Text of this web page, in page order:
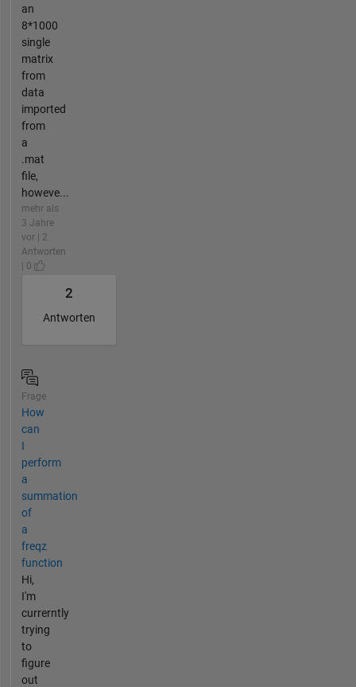
an
8*1000
single
matrix
from
data
imported
from
a
.mat
file,
howeve...
mehr als
3 Jahre
vor | 2
Antworten
| 0
2
Antworten
Frage
How
can
I
perform
a
summation
of
a
freqz
function
Hi,
I'm
currerntly
trying
to
figure
out